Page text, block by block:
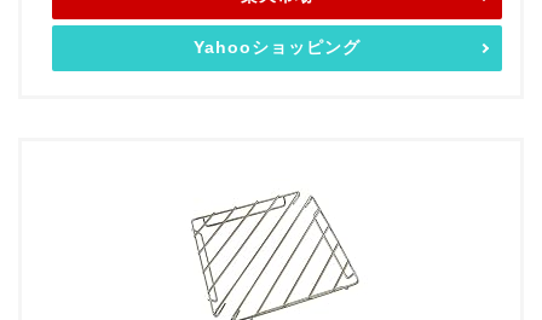
Yahooショッピング